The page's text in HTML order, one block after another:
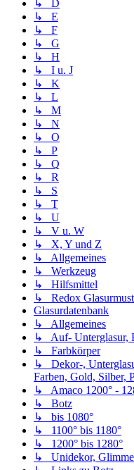
↳ D
↳ E
↳ F
↳ G
↳ H
↳ I u. J
↳ K
↳ L
↳ M
↳ N
↳ O
↳ P
↳ Q
↳ R
↳ S
↳ T
↳ U
↳ V u. W
↳ X, Y und Z
↳ Allgemeines
↳ Werkzeug
↳ Hilfsmittel
↳ Redox
Glasurdatenbank
↳ Allgemeines
↳ Auf- Unterglasur,
↳ Farbkörper
↳ Dekor-,
Farben, Gold, Silber,
↳ Amaco 1200° -
↳ Botz
↳ bis 1080°
↳ 1100° bis 1180°
↳ 1200° bis 1280°
↳ Unidekor,